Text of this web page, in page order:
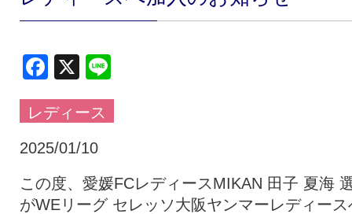
スクール
Facebook
X
レディース
2025/01/10
この度、愛媛FCレディースMIKAN 田子 夏海
がWEリーグ セレッソ大阪ヤンマーレディース